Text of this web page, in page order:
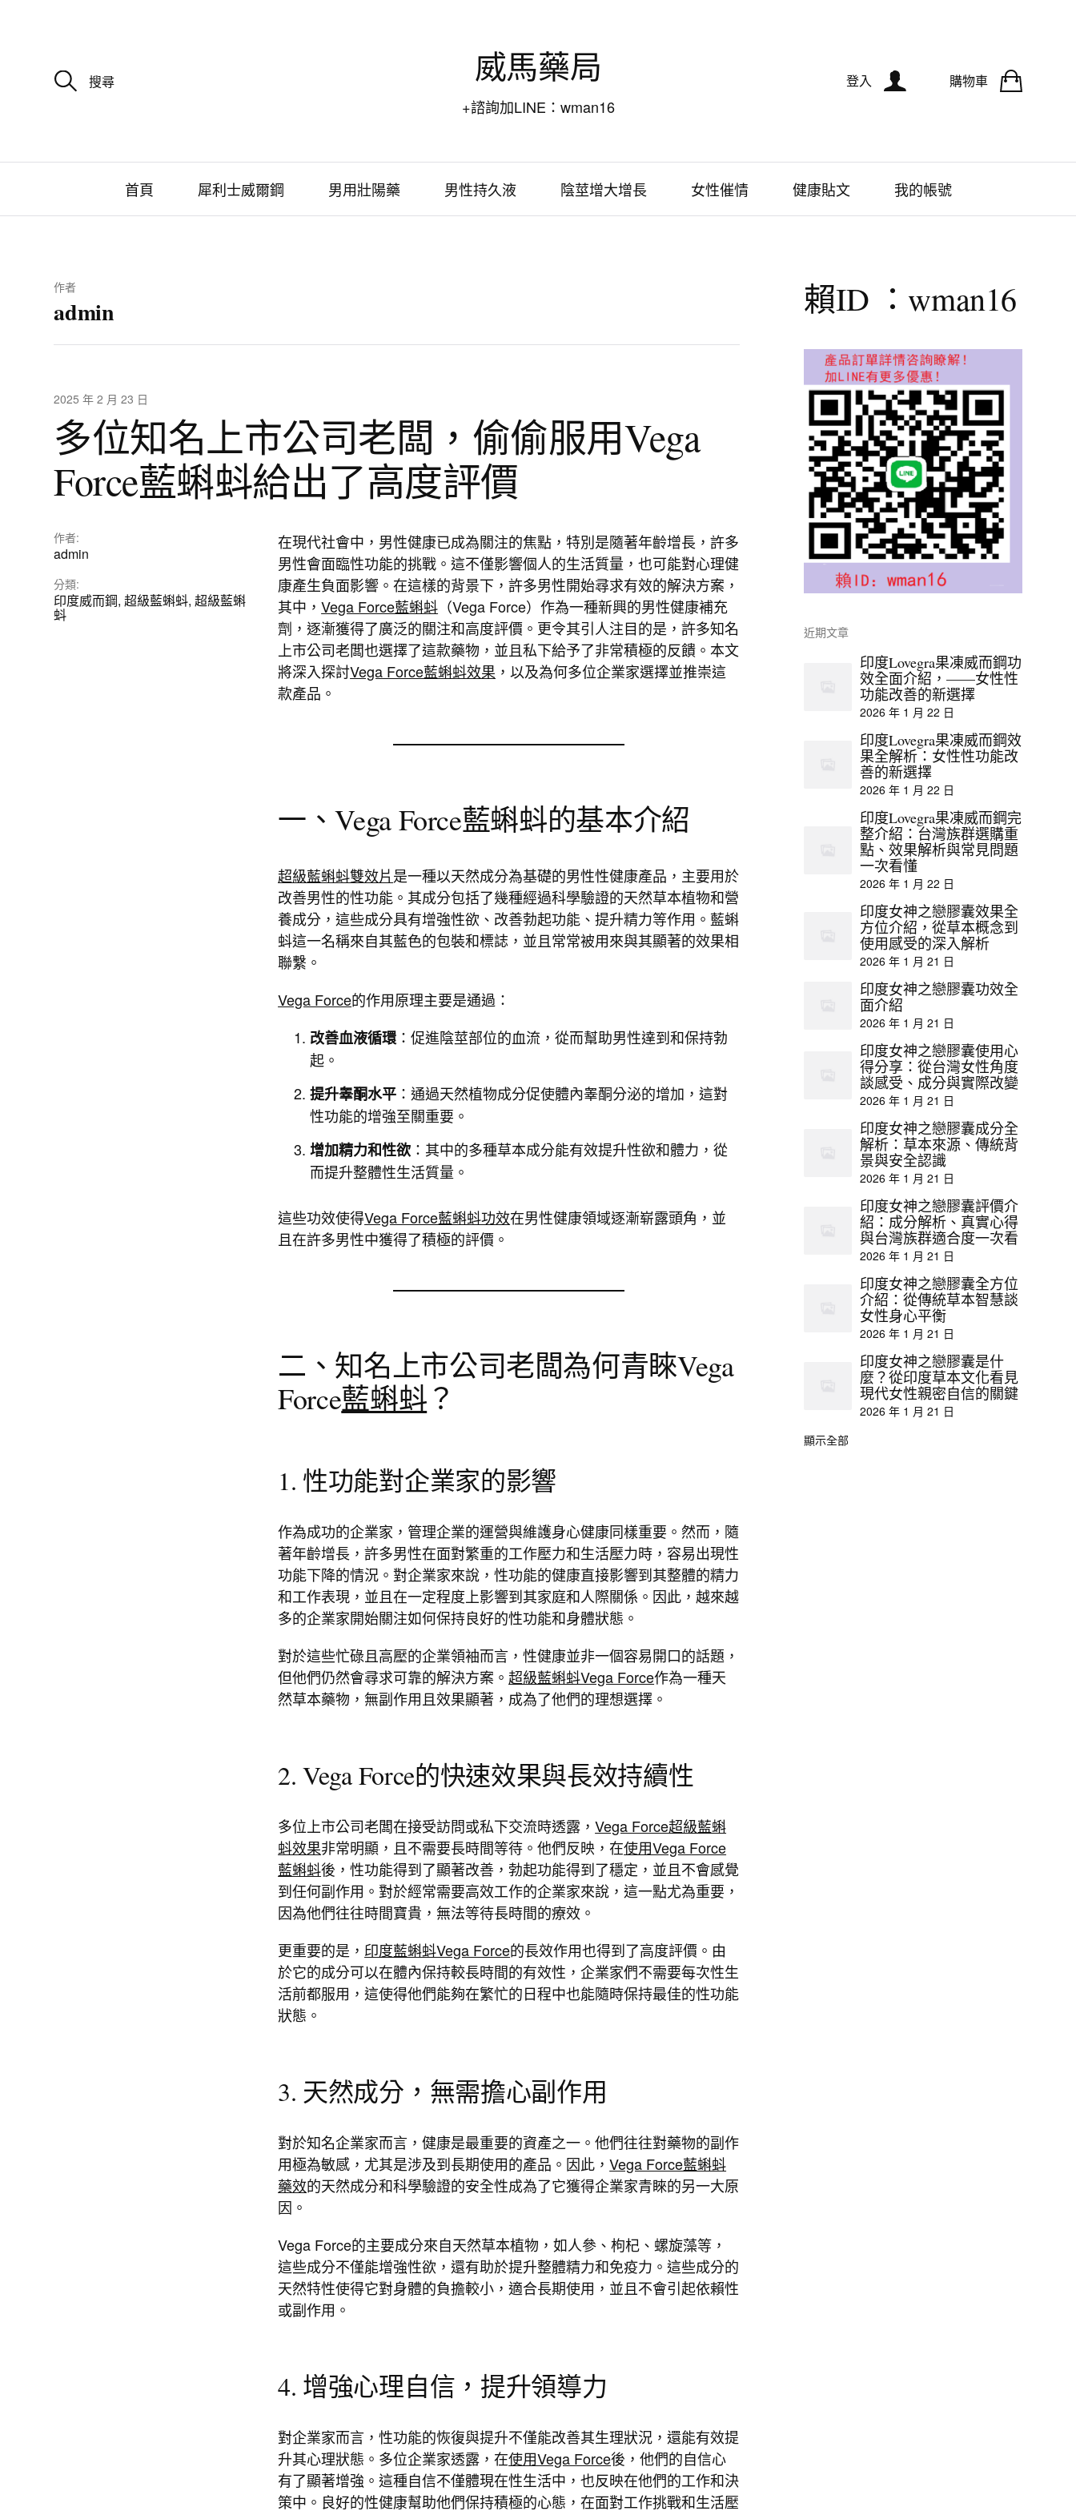
搜
尋 威馬藥局
+諮詢加LINE：wman16
登入 購物車
首頁 犀利士威爾鋼 男用壯陽藥 男性持久液 陰莖增大增長 女性催情 健康貼文 我的帳號
作者
admin
2025 年 2 月 23 日
多位知名上市公司老闆，偷偷服用Vega
Force藍蝌蚪給出了高度評價
作者:
admin
分類:
印度威而鋼,超級藍蝌蚪,超級藍蝌
蚪
在現代社會中，男性健康已成為關注的焦點，特別是隨著年齡增長，許多
男性會面臨性功能的挑戰。這不僅影響個人的生活質量，也可能對心理健
康產生負面影響。在這樣的背景下，許多男性開始尋求有效的解決方案，
其中，Vega Force藍蝌蚪 （Vega Force）作為一種新興的男性健康補充
劑，逐漸獲得了廣泛的關注和高度評價。更令其引人注目的是，許多知名
上市公司老闆也選擇了這款藥物，並且私下給予了非常積極的反饋。本文
將深入探討Vega Force藍蝌蚪效果 ，以及為何多位企業家選擇並推崇這
款產品。
一、Vega Force藍蝌蚪的基本介紹
超級藍蝌蚪雙效片是一種以天然成分為基礎的男性性健康產品，主要用於
改善男性的性功能。其成分包括了幾種經過科學驗證的天然草本植物和營
養成分，這些成分具有增強性欲、改善勃起功能、提升精力等作用。藍蝌
蚪這一名稱來自其藍色的包裝和標誌，並且常常被用來與其顯著的效果相
聯繫。
Vega Force的作用原理主要是通過：
改善血液循環 ：促進陰莖部位的血流，從而幫助男性達到和保持勃
起。
提升睾酮水平 ：通過天然植物成分促使體內睾酮分泌的增加，這對
性功能的增強至關重要。
增加精力和性欲 ：其中的多種草本成分能有效提升性欲和體力，從
而提升整體性生活質量。
這些功效使得Vega Force藍蝌蚪功效在男性健康領域逐漸崭露頭角，並
且在許多男性中獲得了積極的評價。
二、知名上市公司老闆為何青睞Vega
Force藍蝌蚪？
1. 性功能對企業家的影響
作為成功的企業家，管理企業的運營與維護身心健康同樣重要。然而，隨
著年齡增長，許多男性在面對繁重的工作壓力和生活壓力時，容易出現性
功能下降的情況。對企業家來說，性功能的健康直接影響到其整體的精力
和工作表現，並且在一定程度上影響到其家庭和人際關係。因此，越來越
多的企業家開始關注如何保持良好的性功能和身體狀態。
對於這些忙碌且高壓的企業領袖而言，性健康並非一個容易開口的話題，
但他們仍然會尋求可靠的解決方案。 超級藍蝌蚪Vega Force作為一種天
然草本藥物，無副作用且效果顯著，成為了他們的理想選擇。
2. Vega Force的快速效果與長效持續性
多位上市公司老闆在接受訪問或私下交流時透露，Vega Force超級藍蝌
蚪效果非常明顯，且不需要長時間等待。他們反映，在使用Vega Force
藍蝌蚪後，性功能得到了顯著改善，勃起功能得到了穩定，並且不會感覺
到任何副作用。對於經常需要高效工作的企業家來說，這一點尤為重要，
因為他們往往時間寶貴，無法等待長時間的療效。
更重要的是， 印度藍蝌蚪Vega Force的長效作用也得到了高度評價。由
於它的成分可以在體內保持較長時間的有效性，企業家們不需要每次性生
活前都服用，這使得他們能夠在繁忙的日程中也能隨時保持最佳的性功能
狀態。
3. 天然成分，無需擔心副作用
對於知名企業家而言，健康是最重要的資產之一。他們往往對藥物的副作
用極為敏感，尤其是涉及到長期使用的產品。因此，Vega Force藍蝌蚪
藥效的天然成分和科學驗證的安全性成為了它獲得企業家青睞的另一大原
因。
Vega Force的主要成分來自天然草本植物，如人參、枸杞、螺旋藻等，
這些成分不僅能增強性欲，還有助於提升整體精力和免疫力。這些成分的
天然特性使得它對身體的負擔較小，適合長期使用，並且不會引起依賴性
或副作用。
4. 增強心理自信，提升領導力
對企業家而言，性功能的恢復與提升不僅能改善其生理狀況，還能有效提
升其心理狀態。多位企業家透露，在使用Vega Force後，他們的自信心
有了顯著增強。這種自信不僅體現在性生活中，也反映在他們的工作和決
策中。良好的性健康幫助他們保持積極的心態，在面對工作挑戰和生活壓
賴ID ：wman16
近期文章
印度Lovegra果凍威而鋼功
效全面介紹，——女性性
功能改善的新選擇
2026 年 1 月 22 日
印度Lovegra果凍威而鋼效
果全解析：女性性功能改
善的新選擇
2026 年 1 月 22 日
印度Lovegra果凍威而鋼完
整介紹：台灣族群選購重
點、效果解析與常見問題
一次看懂
2026 年 1 月 22 日
印度女神之戀膠囊效果全
方位介紹，從草本概念到
使用感受的深入解析
2026 年 1 月 21 日
印度女神之戀膠囊功效全
面介紹
2026 年 1 月 21 日
印度女神之戀膠囊使用心
得分享：從台灣女性角度
談感受、成分與實際改變
2026 年 1 月 21 日
印度女神之戀膠囊成分全
解析：草本來源、傳統背
景與安全認識
2026 年 1 月 21 日
印度女神之戀膠囊評價介
紹：成分解析、真實心得
與台灣族群適合度一次看
2026 年 1 月 21 日
印度女神之戀膠囊全方位
介紹：從傳統草本智慧談
女性身心平衡
2026 年 1 月 21 日
印度女神之戀膠囊是什
麼？從印度草本文化看見
現代女性親密自信的關鍵
2026 年 1 月 21 日
顯示全部